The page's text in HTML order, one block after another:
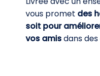
vous promet des
soit pour
vos amisdans